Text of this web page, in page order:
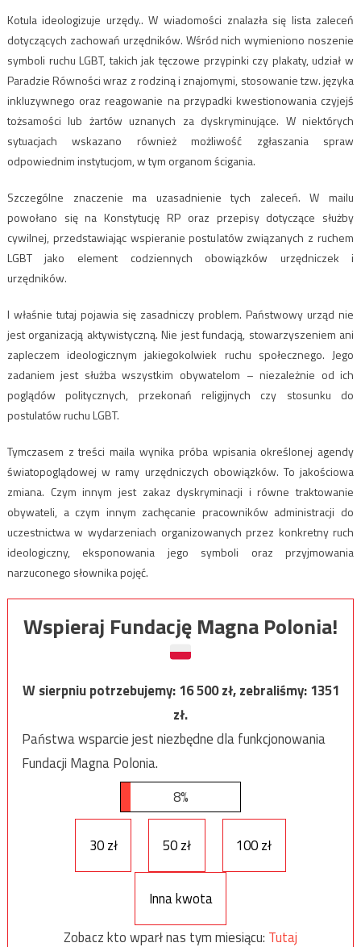
Kotula ideologizuje urzędy.. W wiadomości znalazła się lista zaleceń
dotyczących zachowań urzędników. Wśród nich wymieniono noszenie
symboli ruchu LGBT, takich jak tęczowe przypinki czy plakaty, udział w
Paradzie Równości wraz z rodziną i znajomymi, stosowanie tzw. języka
inkluzywnego oraz reagowanie na przypadki kwestionowania czyjejś
tożsamości lub żartów uznanych za dyskryminujące. W niektórych
sytuacjach wskazano również możliwość zgłaszania spraw
odpowiednim instytucjom, w tym organom ścigania.
Szczególne znaczenie ma uzasadnienie tych zaleceń. W mailu
powołano się na Konstytucję RP oraz przepisy dotyczące służby
cywilnej, przedstawiając wspieranie postulatów związanych z ruchem
LGBT jako element codziennych obowiązków urzędniczek i
urzędników.
I właśnie tutaj pojawia się zasadniczy problem. Państwowy urząd nie
jest organizacją aktywistyczną. Nie jest fundacją, stowarzyszeniem ani
zapleczem ideologicznym jakiegokolwiek ruchu społecznego. Jego
zadaniem jest służba wszystkim obywatelom – niezależnie od ich
poglądów politycznych, przekonań religijnych czy stosunku do
postulatów ruchu LGBT.
Tymczasem z treści maila wynika próba wpisania określonej agendy
światopoglądowej w ramy urzędniczych obowiązków. To jakościowa
zmiana. Czym innym jest zakaz dyskryminacji i równe traktowanie
obywateli, a czym innym zachęcanie pracowników administracji do
uczestnictwa w wydarzeniach organizowanych przez konkretny ruch
ideologiczny, eksponowania jego symboli oraz przyjmowania
narzuconego słownika pojęć.
Wspieraj Fundację Magna Polonia!
W sierpniu potrzebujemy:16 500zł, zebraliśmy:1351
zł.
Państwa wsparcie jest niezbędne dla funkcjonowania
Fundacji Magna Polonia.
8%
30 zł 50 zł 100 zł
Inna kwota
Zobacz kto wparł nas tym miesiącu: Tutaj